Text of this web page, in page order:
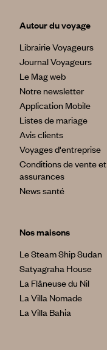
Autour du voyage
Librairie Voyageurs
Journal Voyageurs
Le Mag web
Notre newsletter
Application Mobile
Listes de mariage
Avis clients
Voyages d'entreprise
Conditions de vente et
assurances
News santé
Nos maisons
Le Steam Ship Sudan
Satyagraha House
La Flâneuse du Nil
La Villa Nomade
La Villa Bahia